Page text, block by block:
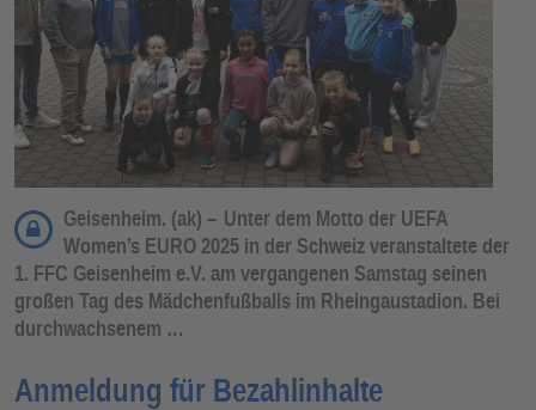
Geisenheim. (ak) – Unter dem Motto der UEFA
Women’s EURO 2025 in der Schweiz veranstaltete der
1. FFC Geisenheim e.V. am vergangenen Samstag seinen
großen Tag des Mädchenfußballs im Rheingaustadion. Bei
durchwachsenem …
Anmeldung für Bezahlinhalte